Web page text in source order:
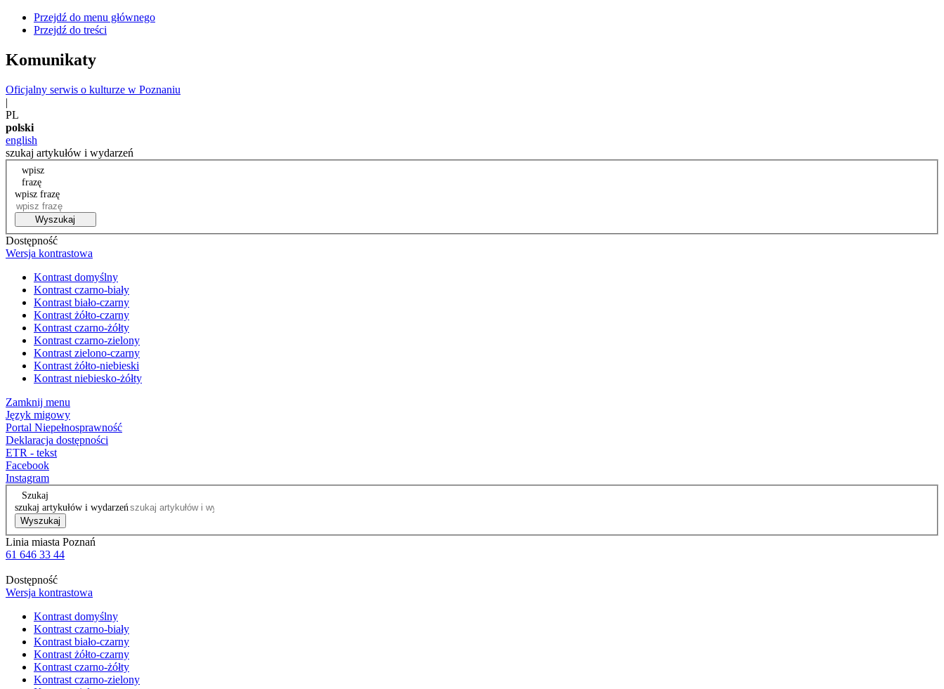
Przejdź do menu głównego
Przejdź do treści
Komunikaty
Oficjalny serwis o kulturze w Poznaniu
|
PL
polski
english
szukaj artykułów i wydarzeń
wpisz
frazę
wpisz frazę
Wyszukaj
Dostępność
Wersja kontrastowa
Kontrast domyślny
Kontrast czarno-biały
Kontrast biało-czarny
Kontrast żółto-czarny
Kontrast czarno-żółty
Kontrast czarno-zielony
Kontrast zielono-czarny
Kontrast żółto-niebieski
Kontrast niebiesko-żółty
Zamknij menu
Język migowy
Portal Niepełnosprawność
Deklaracja dostępności
ETR - tekst
Facebook
Instagram
Szukaj
szukaj artykułów i wydarzeń
Wyszukaj
Linia miasta Poznań
61 646 33 44
Dostępność
Wersja kontrastowa
Kontrast domyślny
Kontrast czarno-biały
Kontrast biało-czarny
Kontrast żółto-czarny
Kontrast czarno-żółty
Kontrast czarno-zielony